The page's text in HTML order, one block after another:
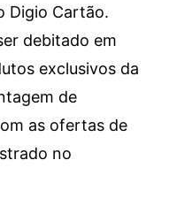
Digio Cartão.
debitado em
exclusivos da
de
as ofertas de
no